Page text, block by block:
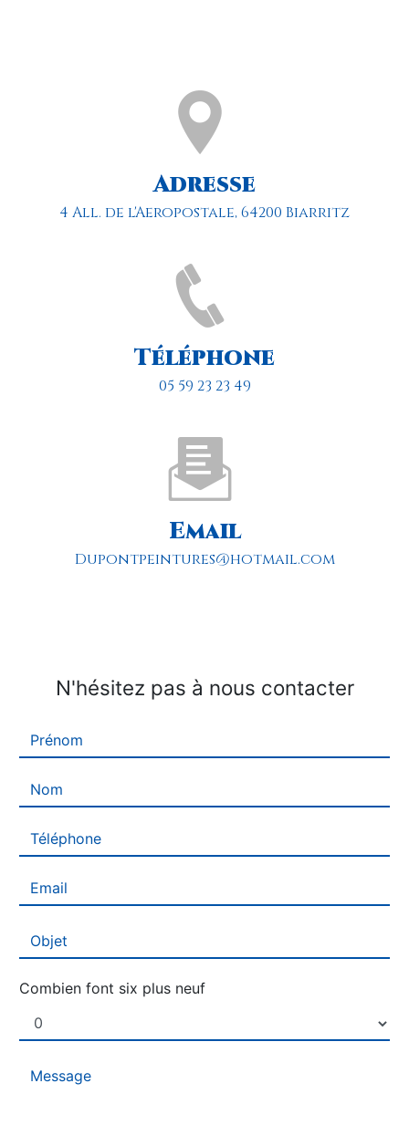
Adresse
4 All. de l'Aeropostale, 64200 Biarritz
Téléphone
05 59 23 23 49
Email
dupontpeintures@hotmail.com
N'hésitez pas à nous contacter
Combien font six plus neuf